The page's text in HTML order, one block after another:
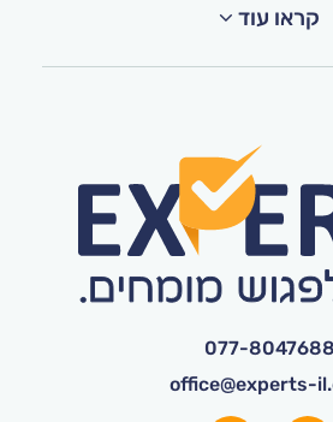
קראו עוד
077-8047688
office@experts-